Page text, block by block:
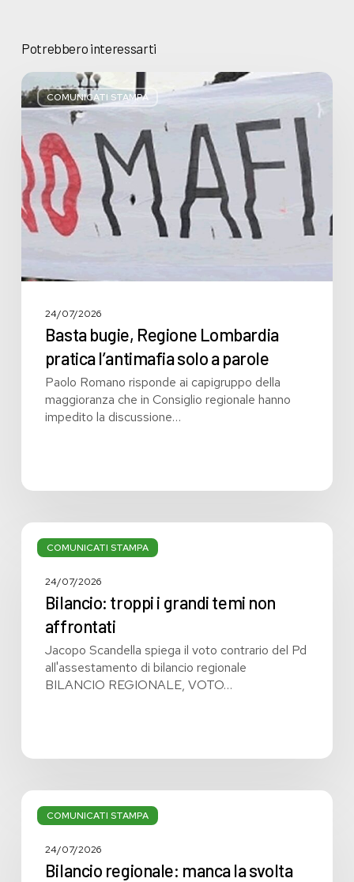
Potrebbero interessarti
COMUNICATI STAMPA
Basta
bugie,
Regione
Lombardia
pratica
l’antimafia
solo
a
parole
24/07/2026
Basta bugie, Regione Lombardia
pratica l’antimafia solo a parole
Paolo Romano risponde ai capigruppo della
maggioranza che in Consiglio regionale hanno
impedito la discussione…
COMUNICATI STAMPA
Bilancio:
troppi
grandi
affrontati
24/07/2026
Bilancio: troppi i grandi temi non
affrontati
Jacopo Scandella spiega il voto contrario del Pd
all'assestamento di bilancio regionale
BILANCIO REGIONALE, VOTO…
COMUNICATI STAMPA
Bilancio
regionale:
svolta
24/07/2026
Bilancio regionale: manca la svolta